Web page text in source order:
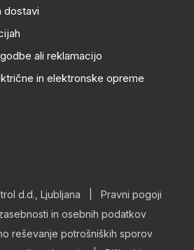
dostavi
ali reklamacijo
in elektronske opreme
d.d., Ljubljana
Pravni pogoji
in osebnih podatkov
reševanje potrošniških sporov